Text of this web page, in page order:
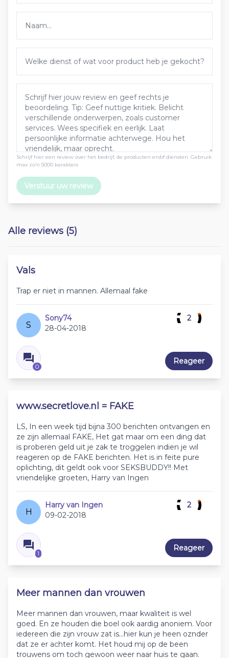
Schrijf hier een review over het bedrijf, de producten en/of diensten. Gebruik
max zo’n 5000 karakters
Verstuur uw review
Alle reviews (5)
Vals
Trap er niet in mannen. Allemaal fake
S
Sony74
28-04-2018
0
2
Reageer
www.secretlove.nl = FAKE
LS, In een week tijd bijna 300 berichten ontvangen en
ze zijn allemaal FAKE, Het gat maar om een ding dat
is proberen geld uit je zak te troggelen indien je wil
reageren op de FAKE berichten. Het is in feite pure
oplichting, dit geldt ook voor SEKSBUDDY!! Met
vriendelijke groeten, Harry van Ingen
H
Harry van Ingen
09-02-2018
1
2
Reageer
Meer mannen dan vrouwen
Meer mannen dan vrouwen, maar kwaliteit is wel
goed. En ze houden die boel ook aardig anoniem. Voor
iedereen die zijn vrouw zat is...hier kun je heen oznder
dat ze er achter komt. Het houd mij op de been
trouwens om toch gewoon weer naar huis te gaan.